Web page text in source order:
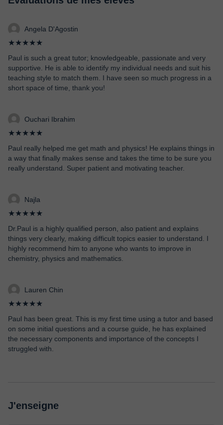
Angela D'Agostin
★★★★★
Paul is such a great tutor; knowledgeable, passionate and very
supportive. He is able to identify my individual needs and suit his
teaching style to match them. I have seen so much progress in a
short space of time, thank you!
Ouchari Ibrahim
★★★★★
Paul really helped me get math and physics! He explains things in
a way that finally makes sense and takes the time to be sure you
really understand. Super patient and motivating teacher.
Najla
★★★★★
Dr.Paul is a highly qualified person, also patient and explains
things very clearly, making difficult topics easier to understand. I
highly recommend him to anyone who wants to improve in
chemistry, physics and mathematics.
Lauren Chin
★★★★★
Paul has been great. This is my first time using a tutor and based
on some initial questions and a course guide, he has explained
the necessary components and importance of the concepts I
struggled with.
J'enseigne